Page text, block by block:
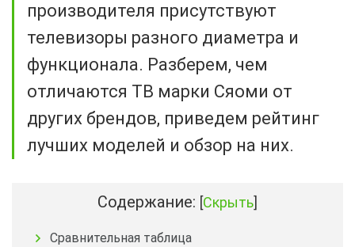
производителя присутствуют
телевизоры разного диаметра и
функционала. Разберем, чем
отличаются ТВ марки Сяоми от
других брендов, приведем рейтинг
лучших моделей и обзор на них.
Содержание: [Скрыть]
Сравнительная таблица